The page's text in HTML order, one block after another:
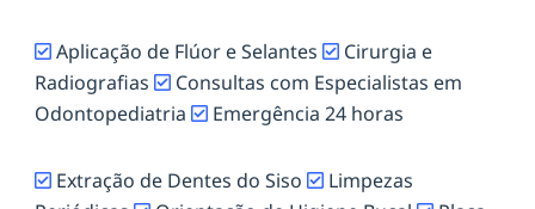
Aplicação de Flúor e Selantes
Cirurgia e
Radiografias
Consultas com Especialistas em
Odontopediatria
Emergência 24 horas
Extração de Dentes do Siso
Limpezas